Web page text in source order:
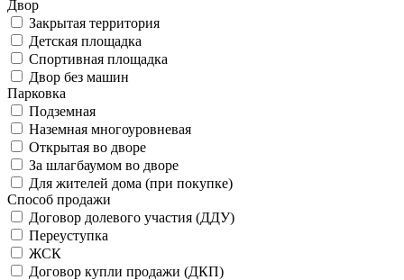
Двор
Закрытая территория
Детская площадка
Спортивная площадка
Двор без машин
Парковка
Подземная
Наземная многоуровневая
Открытая во дворе
За шлагбаумом во дворе
Для жителей дома (при покупке)
Способ продажи
Договор долевого участия (ДДУ)
Переуступка
ЖСК
Договор купли продажи (ДКП)